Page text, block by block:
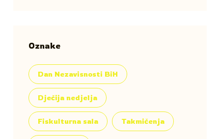
Oznake
Dan Nezavisnosti BiH
Dječija nedjelja
Fiskulturna sala Takmičenja